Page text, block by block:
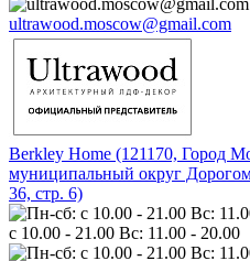
ultrawood.moscow@gmail.com
Berkley Home (121170, Город
муниципальный округ
36, стр. 6)
с 10.00 - 21.00 Вс: 11.00 - 20.00